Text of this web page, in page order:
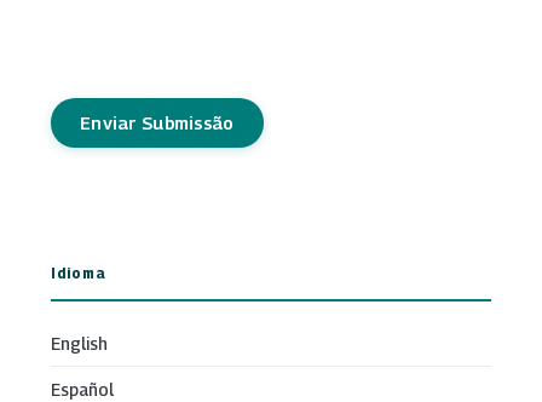
Enviar Submissão
Idioma
English
Español